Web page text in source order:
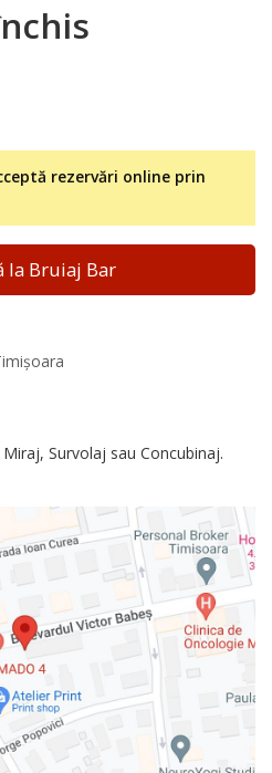
rezervări online prin
la Bruiaj Bar
Survolaj sau Concubinaj.